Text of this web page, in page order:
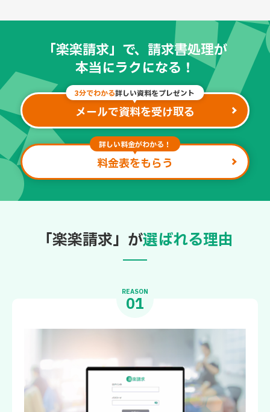
「楽楽請求」で、請求書処理が
本当にラクになる！
3分でわかる詳しい資料をプレゼント
メールで資料を受け取る
詳しい料金がわかる！
料金表をもらう
「楽楽請求」が選ばれる理由
REASON
01